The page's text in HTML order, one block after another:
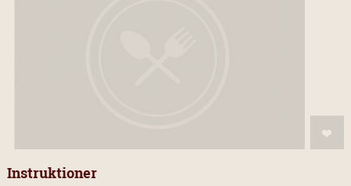
Instruktioner